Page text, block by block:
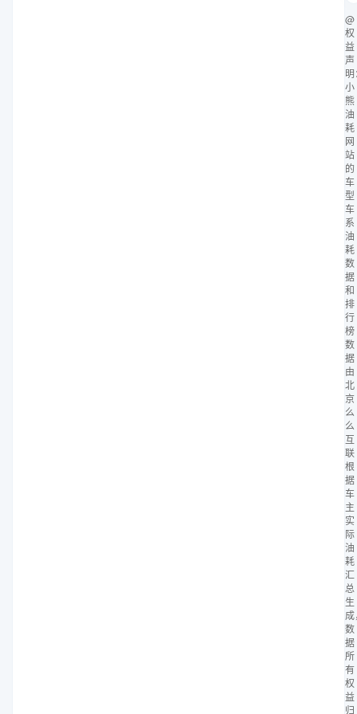
@
权
益
声
小
熊
油
耗
网
站
的
车
型
车
系
油
耗
数
据
和
排
行
榜
数
据
由
北
京
么
么
互
联
根
据
车
主
实
际
油
耗
汇
总
生
数
据
所
有
权
益
归